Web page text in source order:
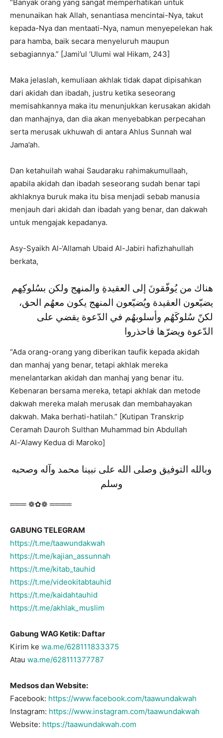
“Banyak orang yang sangat memperhatikan untuk
menunaikan hak Allah, senantiasa mencintai-Nya, takut
kepada-Nya dan mentaati-Nya, namun menyepelekan hak
para hamba, baik secara menyeluruh maupun
sebagiannya.” [Jami’ul ‘Ulumi wal Hikam, 243]
Maka jelaslah, kemuliaan akhlak tidak dapat dipisahkan
dari akidah dan ibadah, justru ketika seseorang
memisahkannya maka itu menunjukkan kerusakan akidah
dan manhajnya, dan dia akan menyebabkan perpecahan
serta merusak ukhuwah di antara Ahlus Sunnah wal
Jama’ah.
Dan ketahuilah wahai Saudaraku rahimakumullaah,
apabila akidah dan ibadah seseorang sudah benar tapi
akhlaknya buruk maka itu bisa menjadi sebab manusia
menjauh dari akidah dan ibadah yang benar, dan dakwah
untuk mengajak kepadanya.
Asy-Syaikh Al-‘Allamah Ubaid Al-Jabiri hafizhahullah
berkata,
هناك من يُوفّقونَ إلى العقيدةِ والمنهج ولكن بسُلوكِهم
يضيّعون العقيدة ويُضيّعون المنهج يكون معهُم الحق،
لكنّ سُلوكَهُم وأسلوبهُم في الدّعوة يقضي على
الدّعوة ويضرّها فاحذروا
“Ada orang-orang yang diberikan taufik kepada akidah
dan manhaj yang benar, tetapi akhlak mereka
menelantarkan akidah dan manhaj yang benar itu.
Kebenaran bersama mereka, tetapi akhlak dan metode
dakwah mereka malah merusak dan membahayakan
dakwah. Maka berhati-hatilah.” [Kutipan Transkrip
Ceramah Dauroh Sulthan Muhammad bin Abdullah
Al-‘Alawy Kedua di Maroko]
وبالله التوفيق وصلى الله على نبينا محمد وآله وصحبه
وسلم
═══ ❁✿❁ ════
GABUNG TELEGRAM
https://t.me/taawundakwah
https://t.me/kajian_assunnah
https://t.me/kitab_tauhid
https://t.me/videokitabtauhid
https://t.me/kaidahtauhid
https://t.me/akhlak_muslim
Gabung WAG Ketik: Daftar
Kirim ke wa.me/628111833375
Atau wa.me/628111377787
Medsos dan Website:
Facebook: https://www.facebook.com/taawundakwah
Instagram: https://www.instagram.com/taawundakwah
Website: https://taawundakwah.com